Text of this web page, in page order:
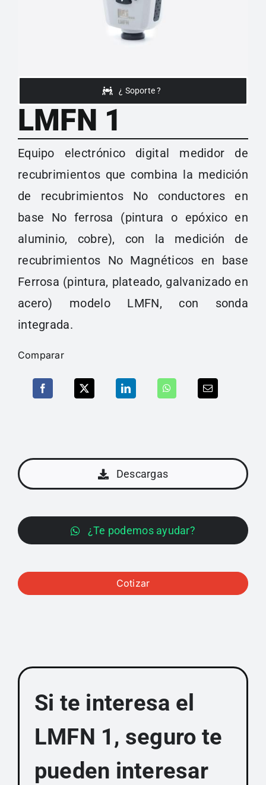
¿ Soporte ?
LMFN 1
Equipo electrónico digital medidor de
recubrimientos que combina la medición
de recubrimientos No conductores en
base No ferrosa (pintura o epóxico en
aluminio, cobre), con la medición de
recubrimientos No Magnéticos en base
Ferrosa (pintura, plateado, galvanizado en
acero) modelo LMFN, con sonda
integrada.
Comparar
Descargas
¿Te podemos ayudar?
Cotizar
Si te interesa el
LMFN 1, seguro te
pueden interesar